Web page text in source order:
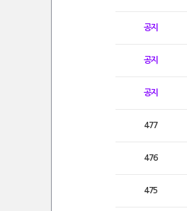
공지
공지
공지
477
476
475